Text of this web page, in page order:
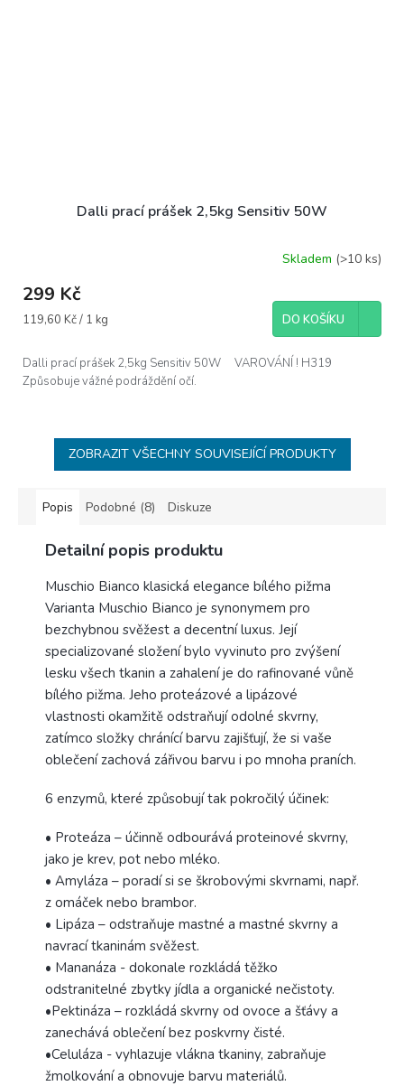
Dalli prací prášek 2,5kg Sensitiv 50W
Skladem (>10 ks)
299 Kč
Měrná
119,60 Kč / 1 kg DO KOŠÍKU
Dalli prací prášek 2,5kg Sensitiv 50W VAROVÁNÍ ! H319
Způsobuje vážné podráždění očí.
ZOBRAZIT VŠECHNY SOUVISEJÍCÍ PRODUKTY
Popis Podobné (8) Diskuze
Detailní popis produktu
Muschio Bianco klasická elegance bílého pižma
Varianta Muschio Bianco je synonymem pro
bezchybnou svěžest a decentní luxus. Její
specializované složení bylo vyvinuto pro zvýšení
lesku všech tkanin a zahalení je do rafinované vůně
bílého pižma. Jeho proteázové a lipázové
vlastnosti okamžitě odstraňují odolné skvrny,
zatímco složky chránící barvu zajišťují, že si vaše
oblečení zachová zářivou barvu i po mnoha praních.
6 enzymů, které způsobují tak pokročilý účinek:
• Proteáza – účinně odbourává proteinové skvrny,
jako je krev, pot nebo mléko.
• Amyláza – poradí si se škrobovými skvrnami, např.
z omáček nebo brambor.
• Lipáza – odstraňuje mastné a mastné skvrny a
navrací tkaninám svěžest.
• Mananáza - dokonale rozkládá těžko
odstranitelné zbytky jídla a organické nečistoty.
•Pektináza – rozkládá skvrny od ovoce a šťávy a
zanechává oblečení bez poskvrny čisté.
•Celuláza - vyhlazuje vlákna tkaniny, zabraňuje
žmolkování a obnovuje barvu materiálů.